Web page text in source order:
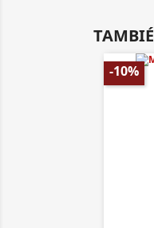
-10%